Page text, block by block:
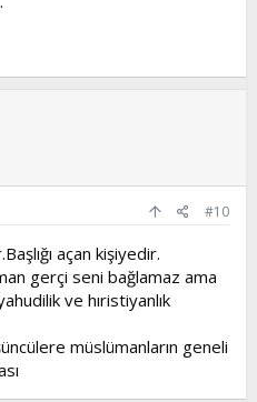
#10
açan kişiyedir.
gerçi seni bağlamaz ama
ve hıristiyanlık
müslümanların geneli